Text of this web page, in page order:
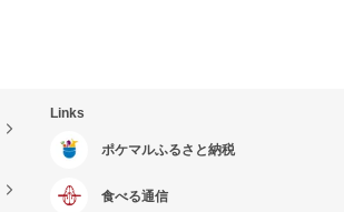
Links
ポケマルふるさと納税
食べる通信